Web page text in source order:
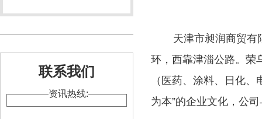
联系我们
资讯热线:
天津市昶润商贸有
环，西靠津淄公路。荣
（医药、涂料、日化
为本”的企业文化，公